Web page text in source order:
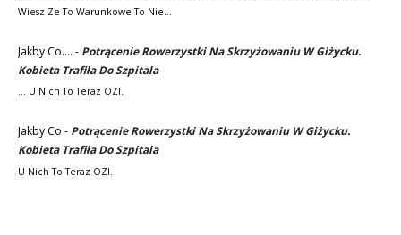
Wiesz Ze To Warunkowe To Nie…
Jakby Co.... - Potrącenie Rowerzystki Na Skrzyżowaniu W Giżycku.
Kobieta Trafiła Do Szpitala
... U Nich To Teraz OZI.
Jakby Co - Potrącenie Rowerzystki Na Skrzyżowaniu W Giżycku.
Kobieta Trafiła Do Szpitala
U Nich To Teraz OZI.